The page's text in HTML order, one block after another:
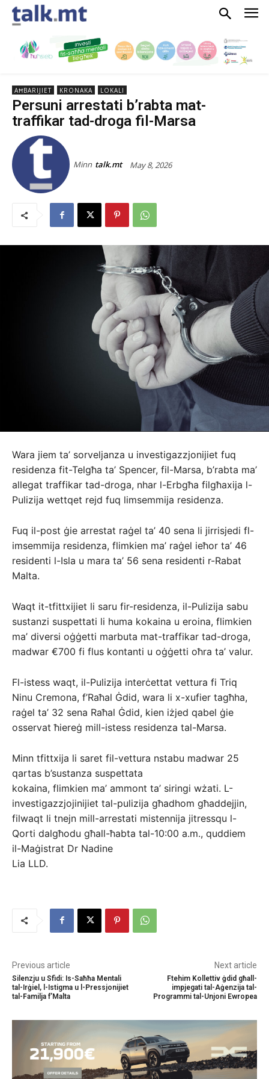
AĦBARIJIET KRONAKA LOKALI
Persuni arrestati b’rabta mat-
traffikar tad-droga fil-Marsa
Minn talk.mt May 8, 2026
Wara jiem ta’ sorveljanza u investigazzjonijiet fuq
residenza fit-Telgħa ta’ Spencer, fil-Marsa, b’rabta ma’
allegat traffikar tad-droga, nhar l-Erbgħa filgħaxija l-
Pulizija wettqet rejd fuq limsemmija residenza.
Fuq il-post ġie arrestat raġel ta’ 40 sena li jirrisjedi fl-
imsemmija residenza, flimkien ma’ raġel ieħor ta’ 46
residenti l-Isla u mara ta’ 56 sena residenti r-Rabat
Malta.
Waqt it-tfittxijiet li saru fir-residenza, il-Pulizija sabu
sustanzi suspettati li huma kokaina u eroina, flimkien
ma’ diversi oġġetti marbuta mat-traffikar tad-droga,
madwar €700 fi flus kontanti u oġġetti oħra ta’ valur.
Fl-istess waqt, il-Pulizija interċettat vettura fi Triq
Ninu Cremona, f’Raħal Ġdid, wara li x-xufier tagħha,
raġel ta’ 32 sena Raħal Ġdid, kien iżjed qabel ġie
osservat ħiereġ mill-istess residenza tal-Marsa.
Minn tfittxija li saret fil-vettura nstabu madwar 25
qartas b’sustanza suspettata
kokaina, flimkien ma’ ammont ta’ siringi wżati. L-
investigazzjojinijiet tal-pulizija għadhom għaddejjin,
filwaqt li tnejn mill-arrestati mistennija jitressqu l-
Qorti dalgħodu għall-ħabta tal-10:00 a.m., quddiem
il-Maġistrat Dr Nadine
Lia LLD.
Previous article
Silenzju u Sfidi: Is-Saħħa Mentali
tal-Irġiel, l-Istigma u l-Pressjonijiet
tal-Familja f’Malta
Next article
Ftehim Kollettiv ġdid għall-
impjegati tal-Aġenzija tal-
Programmi tal-Unjoni Ewropea